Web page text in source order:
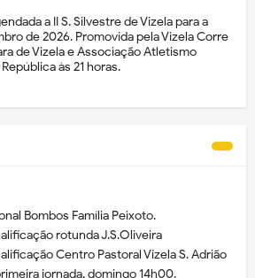
a II S. Silvestre de Vizela para a
de 2026. Promovida pela Vizela Corre
de Vizela e Associação Atletismo
às 21 horas.
Bombos Família Peixoto.
rotunda J.S.Oliveira
Centro Pastoral Vizela S. Adrião
jornada, domingo 14h00.